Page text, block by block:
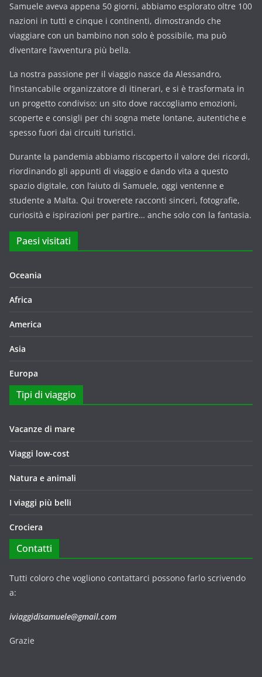
Samuele aveva appena 50 giorni, abbiamo esplorato oltre 100
nazioni in tutti e cinque i continenti, dimostrando che
viaggiare con un bambino non solo è possibile, ma può
diventare l’avventura più bella.
La nostra passione per il viaggio nasce da Alessandro,
l’instancabile organizzatore di itinerari, e si è trasformata in
un progetto condiviso: un sito dove raccogliamo emozioni,
scoperte e consigli per chi sogna mete lontane, autentiche e
spesso fuori dai circuiti turistici.
Durante la pandemia abbiamo riscoperto il valore dei ricordi,
riordinando gli appunti di viaggio e dando vita a questo
spazio digitale, con l’aiuto di Samuele, oggi ventenne e
studente a Malta. Qui troverete racconti sinceri, fotografie,
curiosità e ispirazioni per partire… anche solo con la fantasia.
Paesi visitati
Oceania
Africa
America
Asia
Europa
Tipi di viaggio
Vacanze di mare
Viaggi low-cost
Natura e animali
I viaggi più belli
Crociera
Contatti
Tutti coloro che vogliono contattarci possono farlo scrivendo
a:
iviaggidisamuele@gmail.com
Grazie